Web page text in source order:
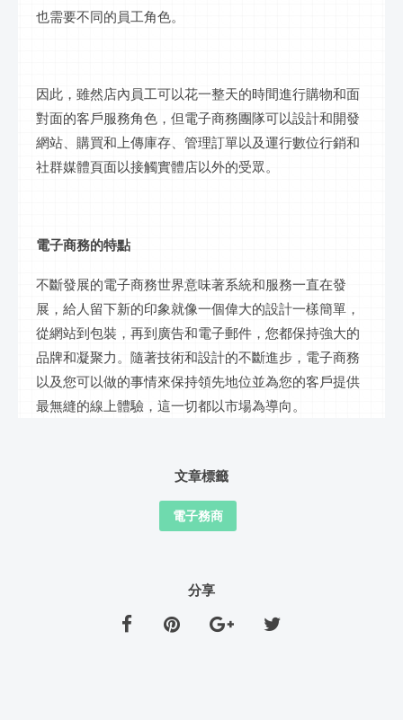
也需要不同的員工角色。
因此，雖然店內員工可以花一整天的時間進行購物和面
對面的客戶服務角色，但電子商務團隊可以設計和開發
網站、購買和上傳庫存、管理訂單以及運行數位行銷和
社群媒體頁面以接觸實體店以外的受眾。
電子商務的特點
不斷發展的電子商務世界意味著系統和服務一直在發
展，給人留下新的印象就像一個偉大的設計一樣簡單，
從網站到包裝，再到廣告和電子郵件，您都保持強大的
品牌和凝聚力。隨著技術和設計的不斷進步，電子商務
以及您可以做的事情來保持領先地位並為您的客戶提供
最無縫的線上體驗，這一切都以市場為導向。
文章標籤
電子務商
分享